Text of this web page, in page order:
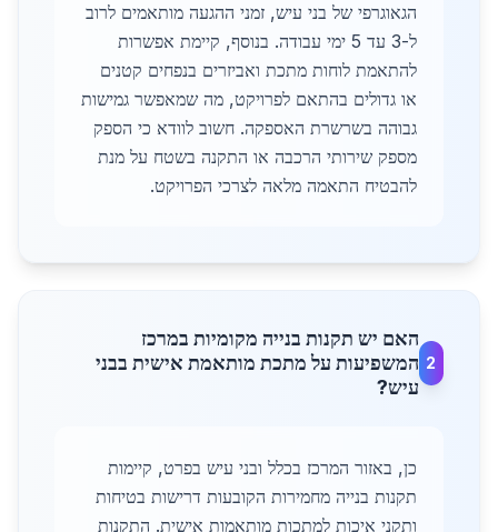
הגאוגרפי של בני עיש, זמני ההגעה מותאמים לרוב
ל-3 עד 5 ימי עבודה. בנוסף, קיימת אפשרות
להתאמת לוחות מתכת ואביזרים בנפחים קטנים
או גדולים בהתאם לפרויקט, מה שמאפשר גמישות
גבוהה בשרשרת האספקה. חשוב לוודא כי הספק
מספק שירותי הרכבה או התקנה בשטח על מנת
להבטיח התאמה מלאה לצרכי הפרויקט.
2
האם יש תקנות בנייה מקומיות במרכז
המשפיעות על מתכת מותאמת אישית בבני
עיש?
כן, באזור המרכז בכלל ובני עיש בפרט, קיימות
תקנות בנייה מחמירות הקובעות דרישות בטיחות
ותקני איכות למתכות מותאמות אישית. התקנות